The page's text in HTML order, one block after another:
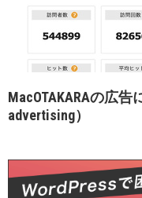
MacOTAKARAの広告
advertising）